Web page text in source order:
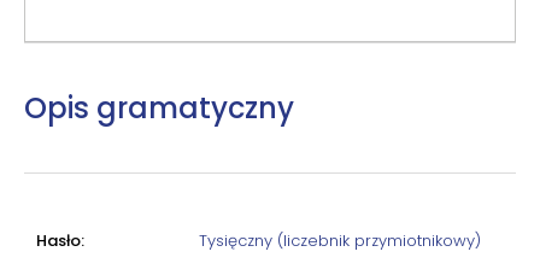
Opis gramatyczny
Hasło: Tysięczny (liczebnik przymiotnikowy)